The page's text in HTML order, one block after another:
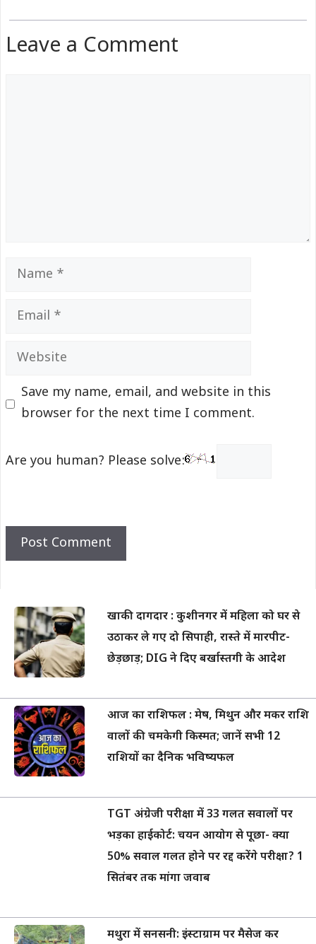
Leave a Comment
Name
Email
Website
Save my name, email, and website in this
browser for the next time I comment.
Are you human? Please solve:
खाकी दागदार : कुशीनगर में महिला को घर से
उठाकर ले गए दो सिपाही, रास्ते में मारपीट-
छेड़छाड़; DIG ने दिए बर्खास्तगी के आदेश
आज का राशिफल : मेष, मिथुन और मकर राशि
वालों की चमकेगी किस्मत; जानें सभी 12
राशियों का दैनिक भविष्यफल
TGT अंग्रेजी परीक्षा में 33 गलत सवालों पर
भड़का हाईकोर्ट: चयन आयोग से पूछा- क्या
50% सवाल गलत होने पर रद्द करेंगे परीक्षा? 1
सितंबर तक मांगा जवाब
मथुरा में सनसनी: इंस्टाग्राम पर मैसेज कर